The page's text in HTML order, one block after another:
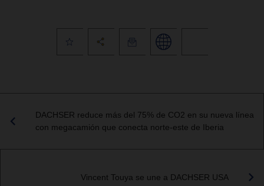
DACHSER reduce más del 75% de CO2 en su nueva línea
con megacamión que conecta norte-este de Iberia
Vincent Touya se une a DACHSER USA